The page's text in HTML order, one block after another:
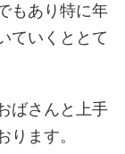
もあり特に年
ていくととて
ばさんと上手
ります。